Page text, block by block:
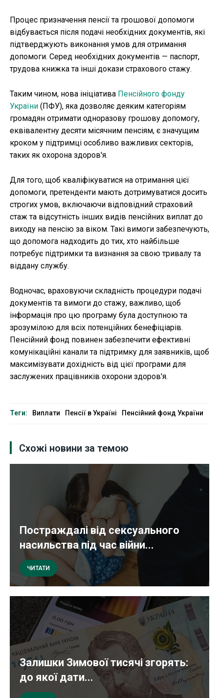
Процес призначення пенсії та грошової допомоги
відбувається після подачі необхідних документів, які
підтверджують виконання умов для отримання
допомоги. Серед необхідних документів — паспорт,
трудова книжка та інші докази страхового стажу.
Таким чином, нова ініціатива Пенсійного фонду
України (ПФУ), яка дозволяє деяким категоріям
громадян отримати одноразову грошову допомогу,
еквівалентну десяти місячним пенсіям, є значущим
кроком у підтримці особливо важливих секторів,
таких як охорона здоров'я.
Для того, щоб кваліфікуватися на отримання цієї
допомоги, претенденти мають дотримуватися досить
строгих умов, включаючи відповідний страховий
стаж та відсутність інших видів пенсійних виплат до
виходу на пенсію за віком. Такі вимоги забезпечують,
що допомога надходить до тих, хто найбільше
потребує підтримки та визнання за свою тривалу та
віддану службу.
Водночас, враховуючи складність процедури подачі
документів та вимоги до стажу, важливо, щоб
інформація про цю програму була доступною та
зрозумілою для всіх потенційних бенефіціарів.
Пенсійний фонд повинен забезпечити ефективні
комунікаційні канали та підтримку для заявників, щоб
максимізувати дохідність від цієї програми для
заслужених працівників охорони здоров'я.
Теги: Виплати Пенсії в Україні Пенсійний фонд України
Схожі новини за темою
Постраждалі від сексуального
насильства під час війни...
ЧИТАТИ
Залишки Зимової тисячі згорять:
до якої дати...